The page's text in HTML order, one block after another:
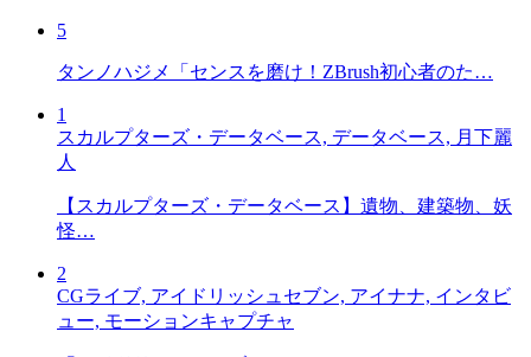
5
タンノハジメ「センスを磨け！ZBrush初心者のた…
1
スカルプターズ・データベース, データベース, 月下麗
人
【スカルプターズ・データベース】遺物、建築物、妖
怪…
2
CGライブ, アイドリッシュセブン, アイナナ, インタビ
ュー, モーションキャプチャ